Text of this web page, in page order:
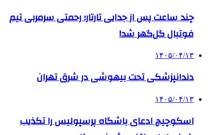
چند ساعت پس از جدایی تارتار؛ رحمتی سرمربی تیم
فوتبال گل‌گهر شد!
۱۴۰۵/۰۴/۱۳
دندانپزشکی تحت بیهوشی در شرق تهران
۱۴۰۵/۰۴/۱۳
اسکوچیچ ادعای باشگاه پرسپولیس را تکذیب